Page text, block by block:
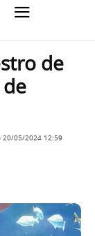
de
20/05/2024 12:59